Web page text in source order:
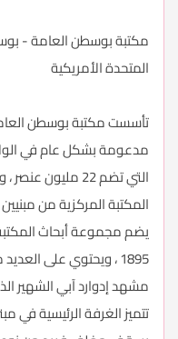
مكتبة بوسطن العامة -
المتحدة الأمريكية
مدعومة بشكل عام في
التي تضم 22
المكتبة المركزية من
1895 ، ويحتوي على
مشهد إدوارد آبي الشهير